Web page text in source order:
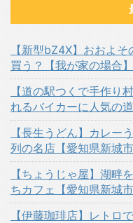
【新型bZ4X】おおよ
買う？【我が家の場合】
【道の駅つくで手作り
れるバイカーに人気の
【長生うどん】カレー
列の名店【愛知県新城市
【ちょうじゃ屋】湖畔
ちカフェ【愛知県新城市
【伊藤珈琲店】レトロ